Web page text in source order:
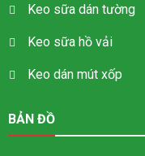
Keo sữa dán tường
Keo sữa hồ vải
Keo dán mút xốp
BẢN ĐỒ